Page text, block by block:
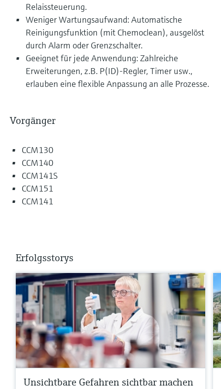
Relaissteuerung.
Weniger Wartungsaufwand: Automatische
Reinigungsfunktion (mit Chemoclean), ausgelöst
durch Alarm oder Grenzschalter.
Geeignet für jede Anwendung: Zahlreiche
Erweiterungen, z.B. P(ID)-Regler, Timer usw.,
erlauben eine flexible Anpassung an alle Prozesse.
Vorgänger
CCM130
CCM140
CCM141S
CCM151
CCM141
Erfolgsstorys
Unsichtbare Gefahren sichtbar machen